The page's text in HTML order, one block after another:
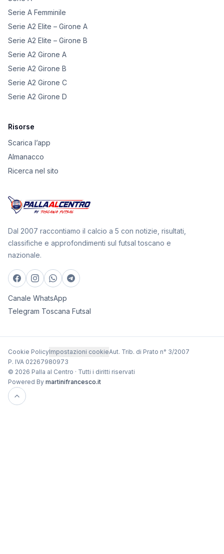
Serie A Femminile
Serie A2 Elite – Girone A
Serie A2 Elite – Girone B
Serie A2 Girone A
Serie A2 Girone B
Serie A2 Girone C
Serie A2 Girone D
Risorse
Scarica l’app
Almanacco
Ricerca nel sito
Dal 2007 raccontiamo il calcio a 5 con notizie, risultati,
classifiche e approfondimenti sul futsal toscano e
nazionale.
Canale WhatsApp
Telegram Toscana Futsal
Cookie PolicyImpostazioni cookieAut. Trib. di Prato n° 3/2007
P. IVA 02267980973
© 2026 Palla al Centro · Tutti i diritti riservati
Powered By martinifrancesco.it